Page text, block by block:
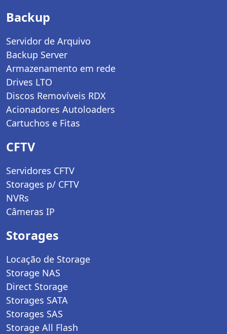
Backup
Servidor de Arquivo
Backup Server
Armazenamento em rede
Drives LTO
Discos Removíveis RDX
Acionadores Autoloaders
Cartuchos e Fitas
CFTV
Servidores CFTV
Storages p/ CFTV
NVRs
Câmeras IP
Storages
Locação de Storage
Storage NAS
Direct Storage
Storages SATA
Storages SAS
Storage All Flash